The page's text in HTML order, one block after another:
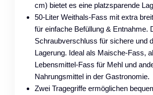
cm) bietet es eine platzsparende
50-Liter Weithals-Fass mit extra
für einfache Befüllung & Entnahme.
Schraubverschluss für sichere und
Lagerung. Ideal als Maische-Fass,
Lebensmittel-Fass für Mehl und
Nahrungsmittel in der Gastronomie.
Zwei Tragegriffe ermöglichen